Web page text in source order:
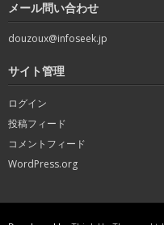
メール問い合わせ
douzoux@infoseek.jp
サイト管理
ログイン
投稿フィード
コメントフィード
WordPress.org